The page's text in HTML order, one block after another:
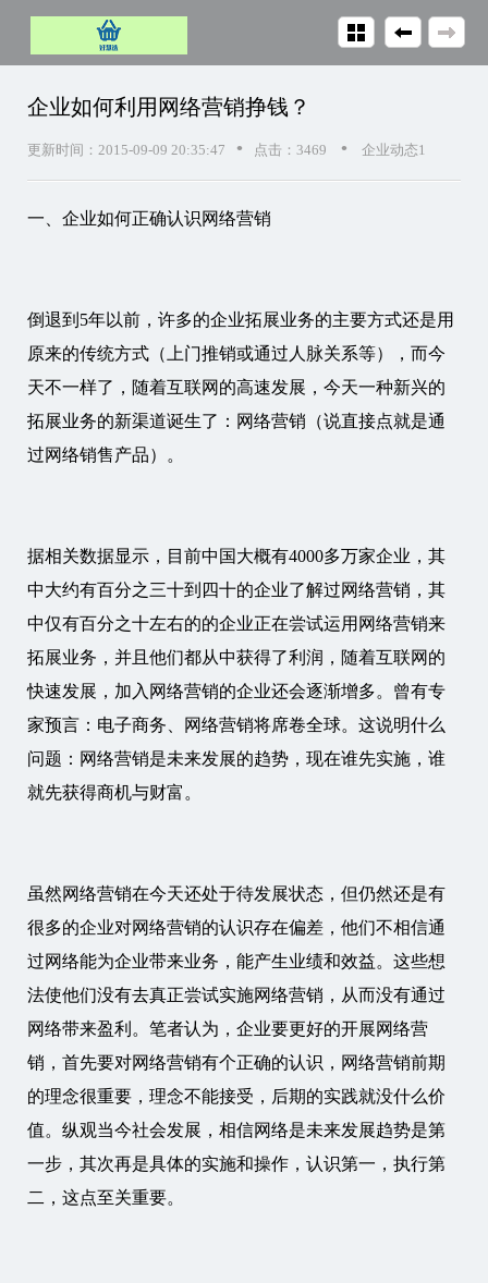
企业如何利用网络营销挣钱？
更新时间：2015-09-09 20:35:47 • 点击：3469 • 企业动态1
一、企业如何正确认识网络营销
倒退到5年以前，许多的企业拓展业务的主要方式还是用
原来的传统方式（上门推销或通过人脉关系等），而今
天不一样了，随着互联网的高速发展，今天一种新兴的
拓展业务的新渠道诞生了：网络营销（说直接点就是通
过网络销售产品）。
据相关数据显示，目前中国大概有4000多万家企业，其
中大约有百分之三十到四十的企业了解过网络营销，其
中仅有百分之十左右的的企业正在尝试运用网络营销来
拓展业务，并且他们都从中获得了利润，随着互联网的
快速发展，加入网络营销的企业还会逐渐增多。曾有专
家预言：电子商务、网络营销将席卷全球。这说明什么
问题：网络营销是未来发展的趋势，现在谁先实施，谁
就先获得商机与财富。
虽然网络营销在今天还处于待发展状态，但仍然还是有
很多的企业对网络营销的认识存在偏差，他们不相信通
过网络能为企业带来业务，能产生业绩和效益。这些想
法使他们没有去真正尝试实施网络营销，从而没有通过
网络带来盈利。笔者认为，企业要更好的开展网络营
销，首先要对网络营销有个正确的认识，网络营销前期
的理念很重要，理念不能接受，后期的实践就没什么价
值。纵观当今社会发展，相信网络是未来发展趋势是第
一步，其次再是具体的实施和操作，认识第一，执行第
二，这点至关重要。